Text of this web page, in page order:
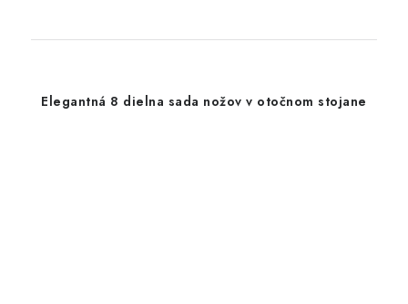
Elegantná 8 dielna sada nožov v otočnom stojane